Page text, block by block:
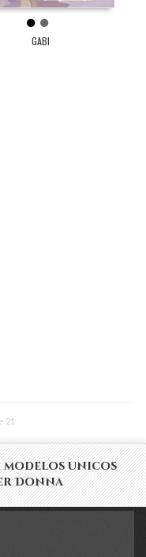
1 2
GABI
21
modelos unicos
Donna